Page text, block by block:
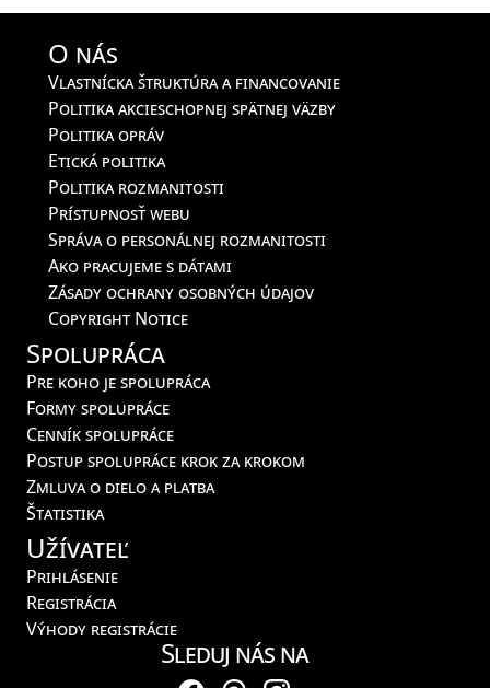
O nás
Vlastnícka štruktúra a financovanie
Politika akcieschopnej spätnej väzby
Politika opráv
Etická politika
Politika rozmanitosti
Prístupnosť webu
Správa o personálnej rozmanitosti
Ako pracujeme s dátami
Zásady ochrany osobných údajov
Copyright Notice
Spolupráca
Pre koho je spolupráca
Formy spolupráce
Cenník spolupráce
Postup spolupráce krok za krokom
Zmluva o dielo a platba
Štatistika
Užívateľ
Prihlásenie
Registrácia
Výhody registrácie
Sleduj nás na